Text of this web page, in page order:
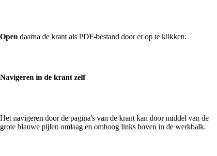
Open daarna de krant als PDF-bestand door er op te klikken:
Navigeren in de krant zelf
Het navigeren door de pagina's van de krant kan door middel van de
grote blauwe pijlen omlaag en omhoog links boven in de werkbalk.